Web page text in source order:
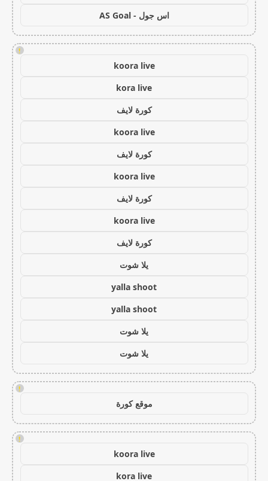
اس جول - AS Goal
!
koora live
kora live
كورة لايف
koora live
كورة لايف
koora live
كورة لايف
koora live
كورة لايف
يلا شوت
yalla shoot
yalla shoot
يلا شوت
يلا شوت
!
موقع كورة
!
koora live
kora live